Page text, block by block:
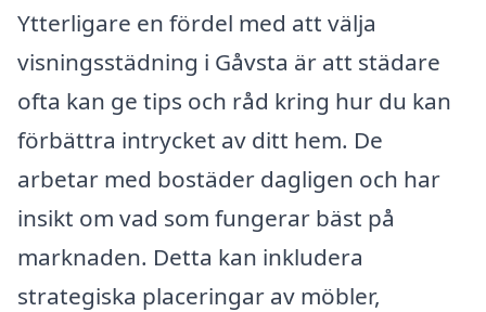
Ytterligare en fördel med att välja
visningsstädning i Gåvsta är att städare
ofta kan ge tips och råd kring hur du kan
förbättra intrycket av ditt hem. De
arbetar med bostäder dagligen och har
insikt om vad som fungerar bäst på
marknaden. Detta kan inkludera
strategiska placeringar av möbler,